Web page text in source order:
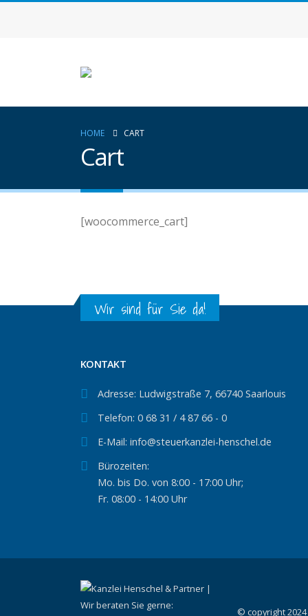
HOME CART
Cart
[woocommerce_cart]
Wir sind für Sie da!
KONTAKT
Adresse: Ludwigstraße 7, 66740 Saarlouis
Telefon: 0 68 31 / 4 87 66 - 0
E-Mail: info@steuerkanzlei-henschel.de
Bürozeiten:
Mo. bis Do. von 8:00 - 17:00 Uhr;
Fr. 08:00 - 14:00 Uhr
© copyright 2024